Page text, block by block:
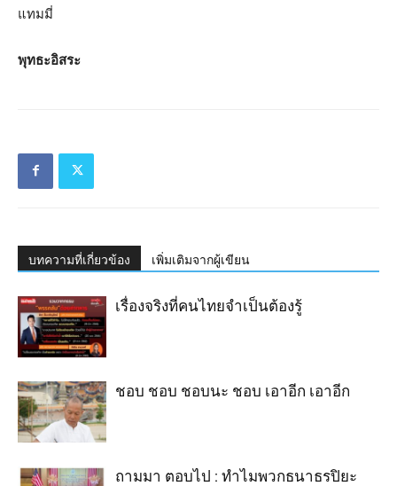
แทมมี่
พุทธะอิสระ
บทความที่เกี่ยวข้อง เพิ่มเติมจากผู้เขียน
เรื่องจริงที่คนไทยจำเป็นต้องรู้
ชอบ ชอบ ชอบนะ ชอบ เอาอีก เอาอีก
ถามมา ตอบไป : ทำไมพวกธนาธรปิยะ